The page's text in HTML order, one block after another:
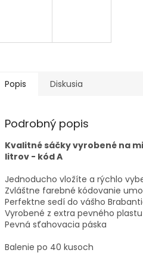
Popis Diskusia
Podrobný popis
Kvalitné sáčky vyrobené na
litrov - kód A
Jednoducho vložíte a rýchlo
Zvláštne farebné kódovanie
Perfektne sedí do vášho
Vyrobené z extra pevného plastu
Pevná sťahovacia páska
Balenie po 40 kusoch